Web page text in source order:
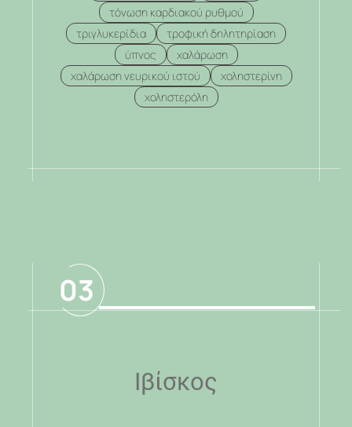
τόνωση καρδιακού ρυθμού
τριγλυκερίδια
τροφική δηλητηρίαση
ύπνος
χαλάρωση
χαλάρωση νευρικού ιστού
χοληστερίνη
χοληστερόλη
.
03
Ιβίσκος